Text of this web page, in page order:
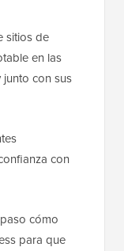
sitios de
en las
con sus
con
cómo
para que